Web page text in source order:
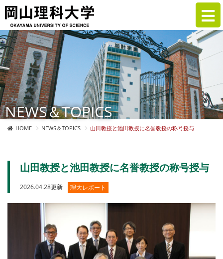
NEWS＆TOPICS
HOME NEWS＆TOPICS 山田教授と池田教授に名誉教授の称号授与
山田教授と池田教授に名誉教授の称号授与
2026.04.28更新 理大レポート